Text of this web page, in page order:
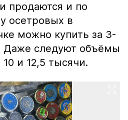
продаются и по
осетровых в
можно купить за 3-
Даже следуют объёмы
и 12,5 тысячи.